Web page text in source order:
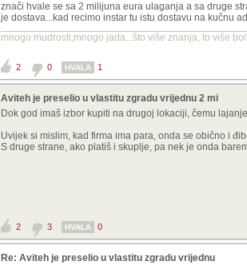
znači hvale se sa 2 milijuna eura ulaganja a sa druge
je dostava...kad recimo instar tu istu dostavu na kučnu
mnogo mudrosti,mnogo jada...što više znanja, to više
2 0 HVALA 1
Aviteh je preselio u vlastitu zgradu vrijednu 2 mi
Dok god imaš izbor kupiti na drugoj lokaciji, čemu
Uvijek si mislim, kad firma ima para, onda se obično i
S druge strane, ako platiš i skuplje, pa nek je onda
2 3 HVALA 0
Re: Aviteh je preselio u vlastitu zgradu vrijednu